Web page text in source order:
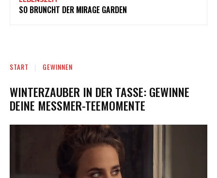
SO BRUNCHT DER MIRAGE GARDEN